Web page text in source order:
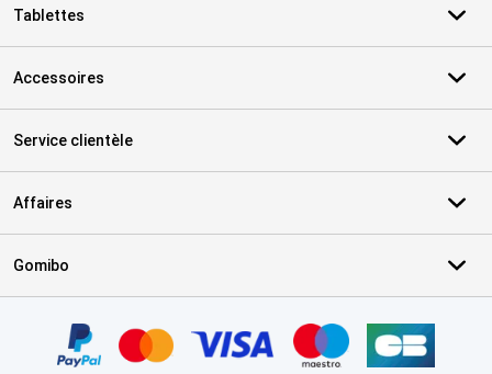
Tablettes
Accessoires
Service clientèle
Affaires
Gomibo